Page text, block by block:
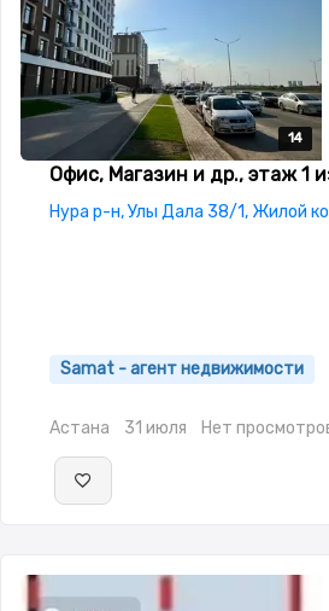
14
14
14
14
14
Офис, Магазин и др., этаж 1
Нура р-н, Улы Дала 38/1, Жилой
Samat - агент недвижимости
Астана 31 июля Нет